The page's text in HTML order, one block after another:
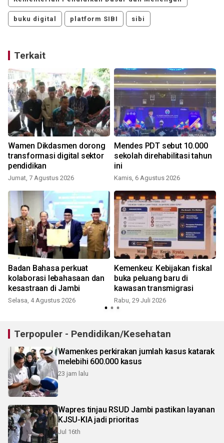
buku digital platform SIBI sibi
Terkait
Wamen Dikdasmen dorong
transformasi digital sektor
pendidikan
Jumat, 7 Agustus 2026
Mendes PDT sebut 10.000
sekolah direhabilitasi tahun
ini
Kamis, 6 Agustus 2026
Badan Bahasa perkuat
kolaborasi lebahasaan dan
kesastraan di Jambi
Selasa, 4 Agustus 2026
Kemenkeu: Kebijakan fiskal
buka peluang baru di
kawasan transmigrasi
Rabu, 29 Juli 2026
Terpopuler - Pendidikan/Kesehatan
Wamenkes perkirakan jumlah kasus katarak
melebihi 600.000 kasus
23 jam lalu
Wapres tinjau RSUD Jambi pastikan layanan
KJSU-KIA jadi prioritas
Jul 16th